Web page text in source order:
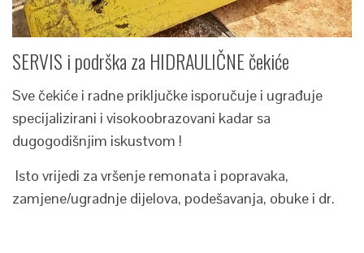
SERVIS i podrška za HIDRAULIČNE čekiće
Sve čekiće i radne priključke isporučuje i ugrađuje
specijalizirani i visokoobrazovani kadar sa
dugogodišnjim iskustvom !
Isto vrijedi za vršenje remonata i popravaka,
zamjene/ugradnje dijelova, podešavanja, obuke i dr.